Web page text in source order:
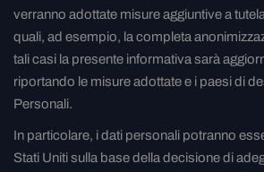
verranno adottate misure aggiuntive a
quali, ad esempio, la completa
tali casi la presente informativa sarà
riportando le misure adottate e i paesi di
Personali.
In particolare, i dati personali potranno
Stati Uniti sulla base della decisione di